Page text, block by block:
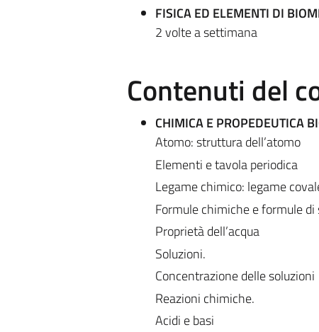
FISICA ED ELEMENTI DI
2 volte a settimana
Contenuti del
CHIMICA E PROPEDEUTICA
Atomo: struttura dell’atomo
Elementi e tavola periodica
Legame chimico: legame
Formule chimiche e formule
Proprietà dell’acqua
Soluzioni.
Concentrazione delle soluzioni
Reazioni chimiche.
Acidi e basi